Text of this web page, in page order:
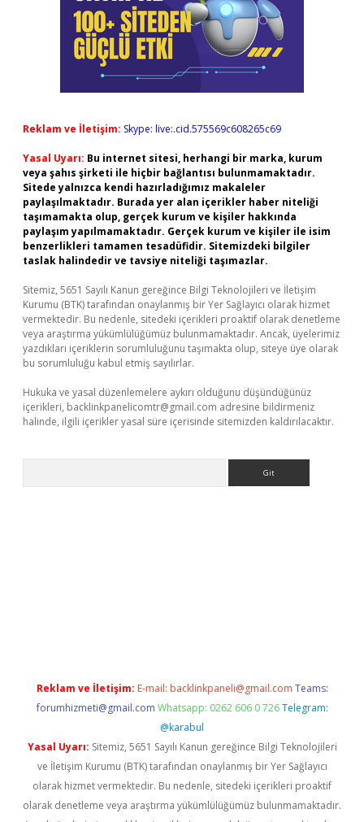
Reklam ve İletişim: Skype: live:.cid.575569c608265c69
Yasal Uyarı: Bu internet sitesi, herhangi bir marka, kurum
veya şahıs şirketi ile hiçbir bağlantısı bulunmamaktadır.
Sitede yalnızca kendi hazırladığımız makaleler
paylaşılmaktadır. Burada yer alan içerikler haber niteliği
taşımamakta olup, gerçek kurum ve kişiler hakkında
paylaşım yapılmamaktadır. Gerçek kurum ve kişiler ile isim
benzerlikleri tamamen tesadüfidir. Sitemizdeki bilgiler
taslak halindedir ve tavsiye niteliği taşımazlar.
Sitemiz, 5651 Sayılı Kanun gereğince Bilgi Teknolojileri ve İletişim
Kurumu (BTK) tarafından onaylanmış bir Yer Sağlayıcı olarak hizmet
vermektedir. Bu nedenle, sitedeki içerikleri proaktif olarak denetleme
veya araştırma yükümlülüğümüz bulunmamaktadır. Ancak, üyelerimiz
yazdıkları içeriklerin sorumluluğunu taşımakta olup, siteye üye olarak
bu sorumluluğu kabul etmiş sayılırlar.
Hukuka ve yasal düzenlemelere aykırı olduğunu düşündüğünüz
içerikleri, backlinkpanelicomtr@gmail.com adresine bildirmeniz
halinde, ilgili içerikler yasal süre içerisinde sitemizden kaldırılacaktır.
Reklam ve İletişim: E-mail: backlinkpaneli@gmail.com Teams:
forumhizmeti@gmail.com Whatsapp: 0262 606 0 726 Telegram:
@karabul
Yasal Uyarı: Sitemiz, 5651 Sayılı Kanun gereğince Bilgi Teknolojileri
ve İletişim Kurumu (BTK) tarafından onaylanmış bir Yer Sağlayıcı
olarak hizmet vermektedir. Bu nedenle, sitedeki içerikleri proaktif
olarak denetleme veya araştırma yükümlülüğümüz bulunmamaktadır.